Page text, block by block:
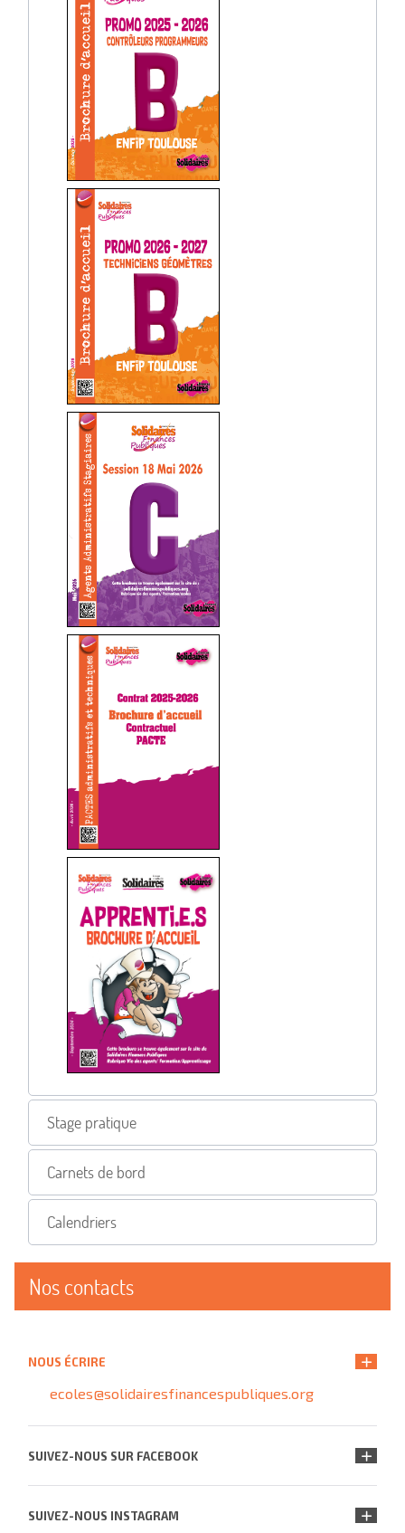
Stage pratique
Carnets de bord
Calendriers
Nos contacts
NOUS ÉCRIRE
ecoles@solidairesfinancespubliques.org
SUIVEZ-NOUS SUR FACEBOOK
SUIVEZ-NOUS INSTAGRAM